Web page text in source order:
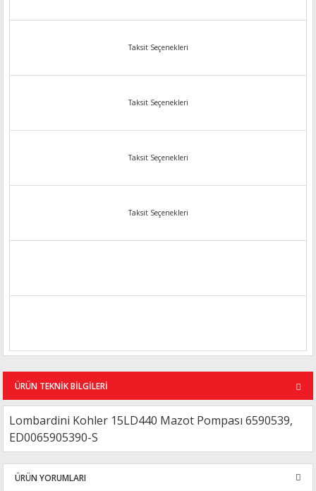
Taksit Seçenekleri
Taksit Seçenekleri
Taksit Seçenekleri
Taksit Seçenekleri
ÜRÜN TEKNİK BİLGİLERİ
Lombardini Kohler 15LD440 Mazot Pompası 6590539,
ED0065905390-S
ÜRÜN YORUMLARI